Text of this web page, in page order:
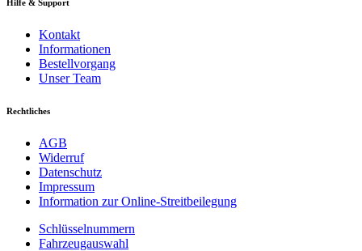
Hilfe & Support
Kontakt
Informationen
Bestellvorgang
Unser Team
Rechtliches
AGB
Widerruf
Datenschutz
Impressum
Information zur Online-Streitbeilegung
Schlüsselnummern
Fahrzeugauswahl